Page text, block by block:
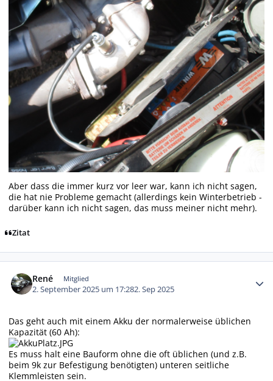
Aber dass die immer kurz vor leer war, kann ich nicht sagen,
die hat nie Probleme gemacht (allerdings kein Winterbetrieb -
darüber kann ich nicht sagen, das muss meiner nicht mehr).
Zitat
René Mitglied
2. September 2025 um 17:282. Sep 2025
Das geht auch mit einem Akku der normalerweise üblichen
Kapazität (60 Ah):
Es muss halt eine Bauform ohne die oft üblichen (und z.B.
beim 9k zur Befestigung benötigten) unteren seitliche
Klemmleisten sein.